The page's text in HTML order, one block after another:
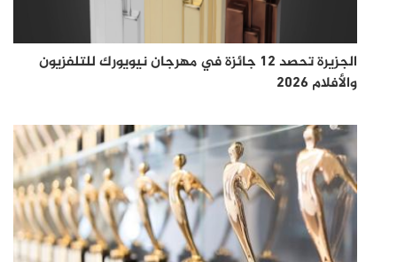
الجزيرة تحصد 12 جائزة في مهرجان نيويورك للتلفزيون
والأفلام 2026